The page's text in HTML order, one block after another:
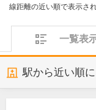
線距離の近い順で表示さ
一覧表
駅から近い順に